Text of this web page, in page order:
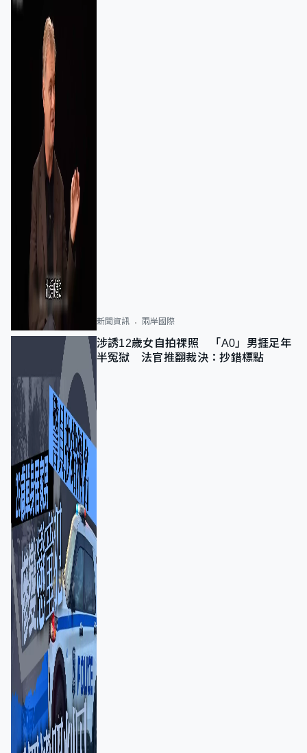
新聞資訊 兩岸國際
涉誘12歲女自拍祼照 「A0」男捱足年
半冤獄 法官推翻裁決：抄錯標點